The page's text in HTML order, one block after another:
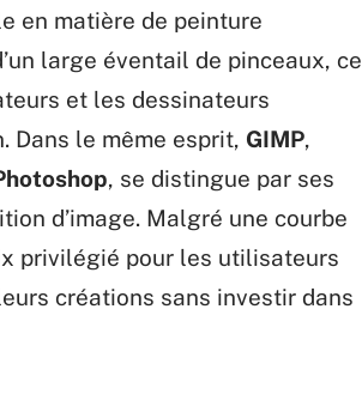
en matière de peinture
large éventail de pinceaux, ce
et les dessinateurs
Dans le même esprit, GIMP,
, se distingue par ses
d’image. Malgré une courbe
privilégié pour les utilisateurs
créations sans investir dans